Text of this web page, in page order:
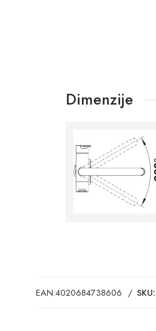
Dimenzije
EAN:4020684738606 SKU: